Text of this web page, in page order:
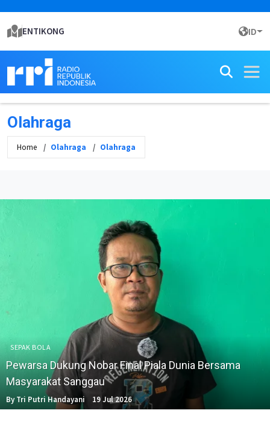
ENTIKONG ID
Olahraga
Home Olahraga Olahraga
SEPAK BOLA
Pewarsa Dukung Nobar Final Piala Dunia Bersama
Masyarakat Sanggau
By Tri Putri Handayani 19 Jul 2026